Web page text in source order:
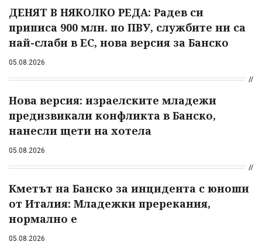
ДЕНЯТ В НЯКОЛКО РЕДА: Радев си
приписа 900 млн. по ПВУ, службите ни са
най-слаби в ЕС, нова версия за Банско
05.08.2026
Нова версия: израелските младежи
предизвикали конфликта в Банско,
нанесли щети на хотела
05.08.2026
Кметът на Банско за инцидента с юноши
от Италия: Младежки пререкания,
нормално е
05.08.2026